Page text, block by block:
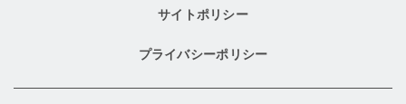
サイトポリシー
プライバシーポリシー